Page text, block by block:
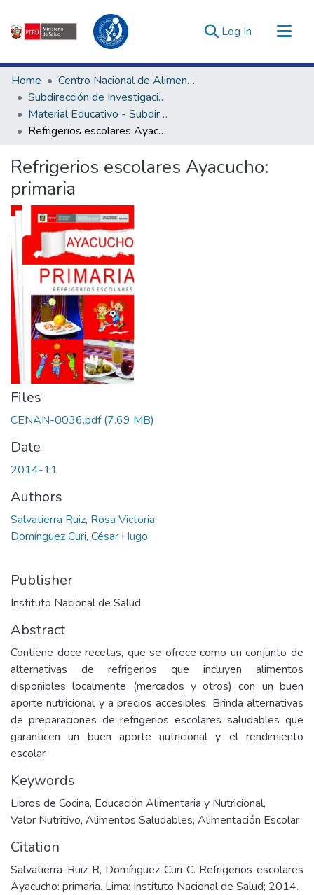
Log In (current)
Communities & Collections
All of DSpace
Statistics
Estadísticas Externas
Enlaces de interés ▾
Home
Centro Nacional de Alimentación, Nutrición y Vida Saludable
Subdirección de Investigación y Tecnologías en Alimentación y Vida Saludable
Material Educativo - Subdirección de Investigación y Tecnologías en Alimentación y Vida Saludable
Refrigerios escolares Ayacucho: primaria
Refrigerios escolares Ayacucho:
primaria
Files
CENAN-0036.pdf(7.69 MB)
Date
2014-11
Authors
Salvatierra Ruiz, Rosa Victoria
Domínguez Curi, César Hugo
Publisher
Instituto Nacional de Salud
Abstract
Contiene doce recetas, que se ofrece como un conjunto de
alternativas de refrigerios que incluyen alimentos
disponibles localmente (mercados y otros) con un buen
aporte nutricional y a precios accesibles. Brinda alternativas
de preparaciones de refrigerios escolares saludables que
garanticen un buen aporte nutricional y el rendimiento
escolar
Keywords
Libros de Cocina, Educación Alimentaria y Nutricional,
Valor Nutritivo, Alimentos Saludables, Alimentación Escolar
Citation
Salvatierra-Ruiz R, Domínguez-Curi C. Refrigerios escolares
Ayacucho: primaria. Lima: Instituto Nacional de Salud; 2014.